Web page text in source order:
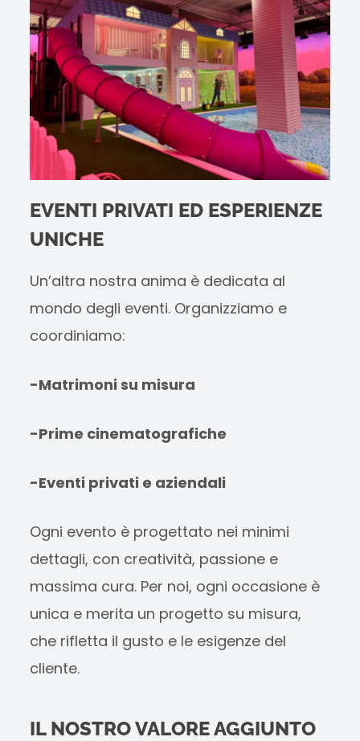
EVENTI PRIVATI ED ESPERIENZE
UNICHE
Un’altra nostra anima è dedicata al
mondo degli eventi. Organizziamo e
coordiniamo:
-Matrimoni su misura
-Prime cinematografiche
-Eventi privati e aziendali
Ogni evento è progettato nei minimi
dettagli, con creatività, passione e
massima cura. Per noi, ogni occasione è
unica e merita un progetto su misura,
che rifletta il gusto e le esigenze del
cliente.
IL NOSTRO VALORE AGGIUNTO